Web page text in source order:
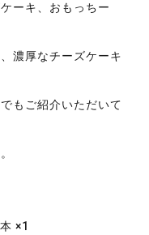
ーキ、おもっちー
濃厚なチーズケーキ
もご紹介いただいて
×1